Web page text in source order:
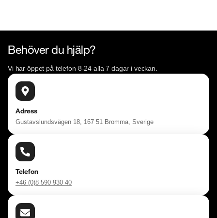
Behöver du hjälp?
Vi har öppet på telefon 8-24 alla 7 dagar i veckan.
Adress
Gustavslundsvägen 18, 167 51 Bromma, Sverige
Telefon
+46 (0)8 590 930 40